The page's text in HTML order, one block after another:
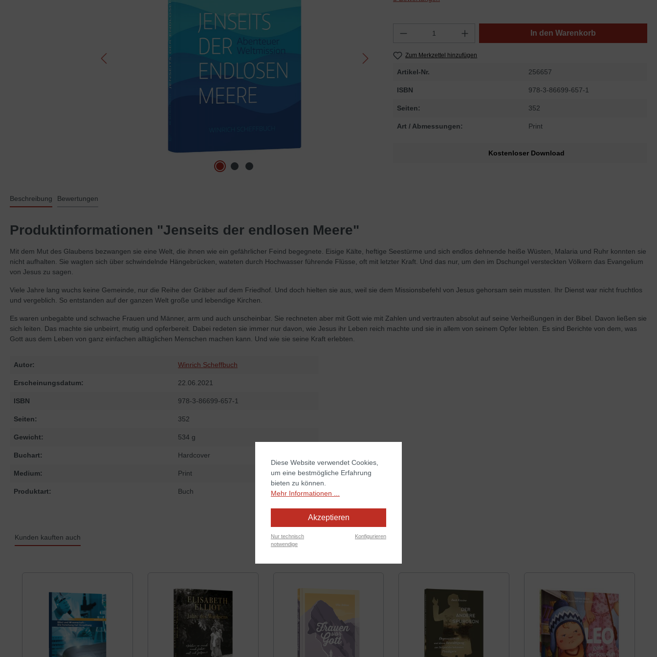
In den Warenkorb
Zum Merkzettel hinzufügen
Artikel-Nr. 256657
ISBN 978-3-86699-657-1
Seiten: 352
Art / Abmessungen: Print
Kostenloser Download
Beschreibung Bewertungen
Produktinformationen "Jenseits der endlosen Meere"
Mit dem Mut des Glaubens bezwangen sie eine Welt, die ihnen wie ein gefährlicher Feind begegnete. Eisige Kälte, heftige Seestürme und sich endlos dehnende heiße Wüsten, Malaria und Ruhr konnten sie
nicht aufhalten. Sie wagten sich über schwindelnde Hängebrücken, wateten durch Hochwasser führende Flüsse, oft mit letzter Kraft. Und das nur, um den im Dschungel versteckten Völkern das Evangelium
von Jesus zu sagen.
Viele Jahre lang wuchs keine Gemeinde, nur die Reihe der Gräber auf dem Friedhof. Und doch hielten sie aus, weil sie dem Missionsbefehl von Jesus gehorsam sein mussten. Ihr Dienst war nicht fruchtlos
und vergeblich. So entstanden auf der ganzen Welt große und lebendige Kirchen.
Es waren unbegabte und schwache Frauen und Männer, arm und auch unscheinbar. Sie rechneten aber mit Gott wie mit Zahlen und vertrauten absolut auf seine Verheißungen in der Bibel. Davon ließen sie
sich leiten. Das machte sie unbeirrt, mutig und opferbereit. Dabei redeten sie immer nur davon, wie Jesus ihr Leben reich machte und sie in allem von seinem Opfer lebten. Es sind Berichte von dem, was
Gott aus dem Leben von ganz einfachen alltäglichen Menschen machen kann. Und wie sie seine Kraft erlebten.
Autor: Winrich Scheffbuch
Erscheinungsdatum: 22.06.2021
ISBN 978-3-86699-657-1
Seiten: 352
Gewicht: 534 g
Buchart: Hardcover
Medium: Print
Produktart: Buch
Kunden kauften auch
Diese Website verwendet Cookies,
um eine bestmögliche Erfahrung
bieten zu können.
Mehr Informationen ...
Akzeptieren
Nur technisch
notwendige
Konfigurieren